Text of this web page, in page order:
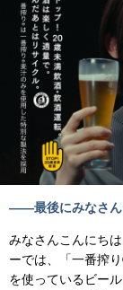
――最後にみなさん
みなさんこんにち
ーでは、「一番搾
を使っているビー